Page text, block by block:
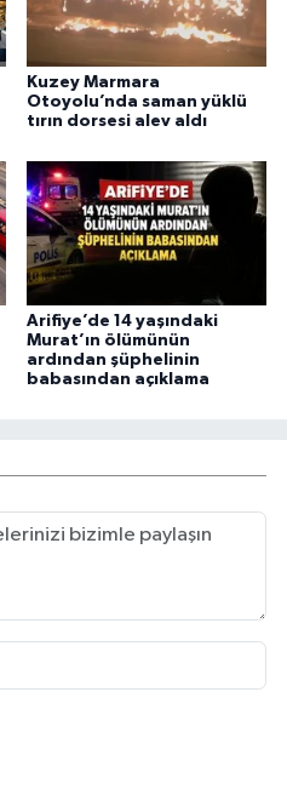
Kuzey Marmara
Otoyolu’nda saman yüklü
tırın dorsesi alev aldı
Arifiye’de 14 yaşındaki
Murat’ın ölümünün
ardından şüphelinin
babasından açıklama